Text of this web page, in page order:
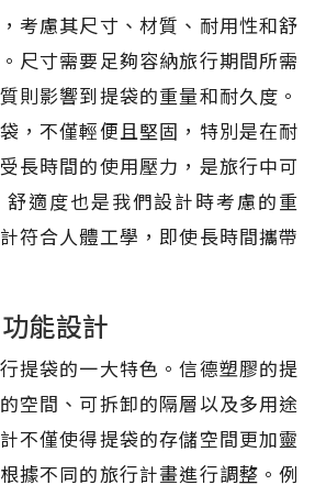
考慮其尺寸、材質、耐用性和舒
尺寸需要足夠容納旅行期間所需
則影響到提袋的重量和耐久度。
，不僅輕便且堅固，特別是在耐
長時間的使用壓力，是旅行中可
適度也是我們設計時考慮的重
符合人體工學，即使長時間攜帶
能設計
提袋的一大特色。信德塑膠的提
空間、可拆卸的隔層以及多用途
不僅使得提袋的存儲空間更加靈
據不同的旅行計畫進行調整。例